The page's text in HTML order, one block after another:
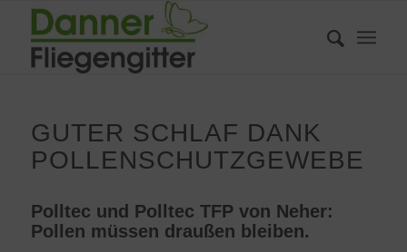
GUTER SCHLAF DANK
POLLENSCHUTZGEWEBE
Polltec und Polltec TFP von Neher:
Pollen müssen draußen bleiben.